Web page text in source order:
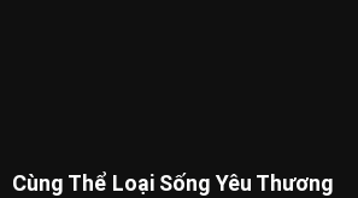
Cùng Thể Loại Sống Yêu Thương